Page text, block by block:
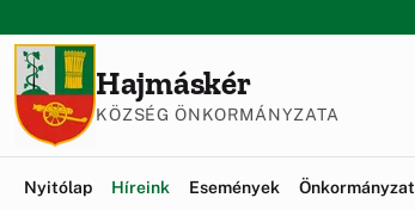
Hajmáskér
KÖZSÉG ÖNKORMÁNYZATA
Nyitólap Híreink(current)
Események Önkormányzat